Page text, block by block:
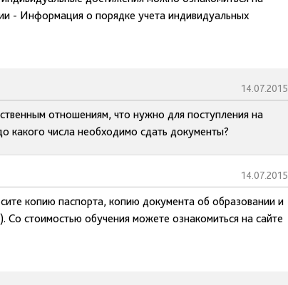
- Информация о порядке учета индивидуальных
14.07.2015
отношениям, что нужно для поступления на
какого числа необходимо сдать документы?
14.07.2015
копию паспорта, копию документа об образовании и
стоимостью обучения можете ознакомиться на сайте